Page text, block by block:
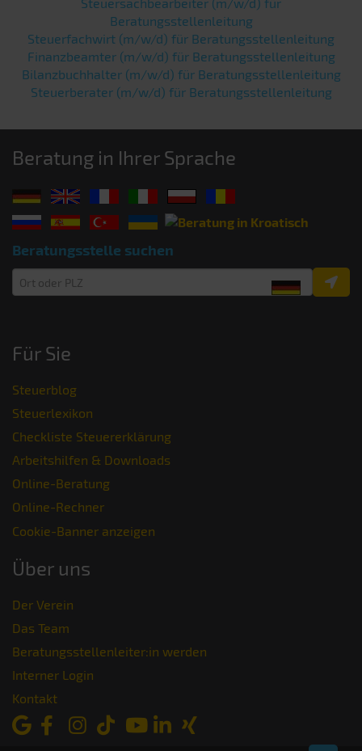
Beratungsstellenleitung
Steuerfachwirt (m/w/d) für Beratungsstellenleitung
Finanzbeamter (m/w/d) für Beratungsstellenleitung
Bilanzbuchhalter (m/w/d) für Beratungsstellenleitung
Steuerberater (m/w/d) für Beratungsstellenleitung
Beratung in Ihrer Sprache
Beratungsstelle suchen
Für Sie
Steuerblog
Steuerlexikon
Checkliste Steuererklärung
Arbeitshilfen & Downloads
Online-Beratung
Online-Rechner
Cookie-Banner anzeigen
Über uns
Der Verein
Das Team
Beratungsstellenleiter:in werden
Interner Login
Kontakt